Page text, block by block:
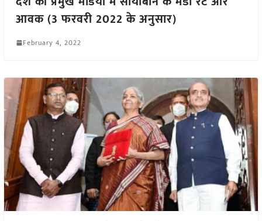
आवक (3 फरवरी 2022 के अनुसार)
February 4, 2022